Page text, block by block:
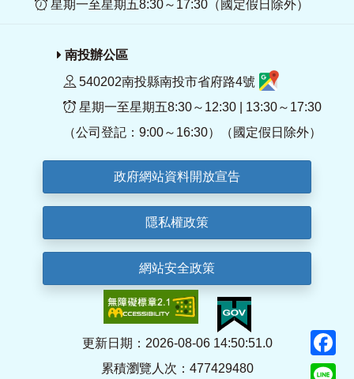
星期一至星期五8:30～17:30（國定假日除外）
南投辦公區
540202南投縣南投市省府路4號
星期一至星期五8:30～12:30 | 13:30～17:30
（公司登記：9:00～16:30）（國定假日除外）
政府網站資料開放宣告
隱私權政策
網站安全政策
更新日期：2026-08-06 14:50:51.0
累積瀏覽人次：477429480